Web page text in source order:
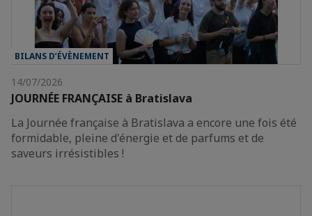
BILANS D’ÉVÈNEMENT
14/07/2026
JOURNÉE FRANÇAISE à Bratislava
La Journée française à Bratislava a encore une fois été
formidable, pleine d'énergie et de parfums et de
saveurs irrésistibles !